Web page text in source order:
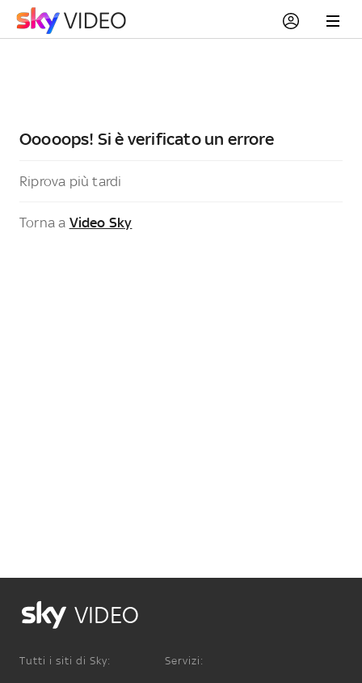
Ooooops! Si è verificato un errore
Riprova più tardi
Torna a Video Sky
VIDEO
Tutti i siti di Sky: Servizi: